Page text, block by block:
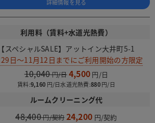
詳細情報を見る
利用料（賃料+水道光熱費）
【スペシャルSALE】アットイン大井町5-1
日～11月12日までにご利用開始の方限定
10,040 4,500
賃料:9,160 水道光熱費:880
ルームクリーニング代
48,400 24,200